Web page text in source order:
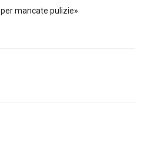
mancate pulizie»